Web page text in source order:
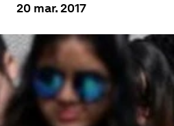
20 mar. 2017